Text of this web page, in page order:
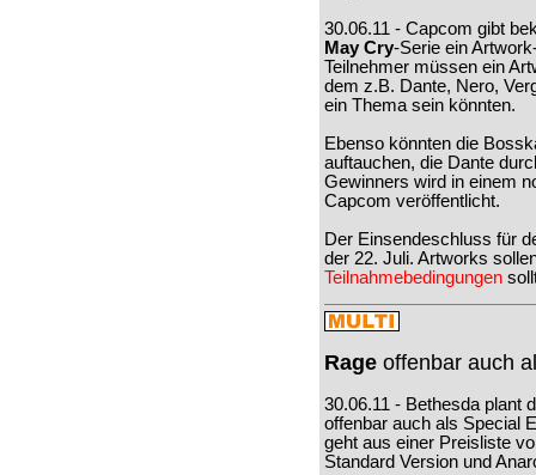
30.06.11 - Capcom gibt
May Cry-Serie ein
Teilnehmer müssen ein
dem z.B. Dante, Nero,
ein Thema sein könnten.
Ebenso könnten die
auftauchen, die Dante
Gewinners wird in einem
Capcom veröffentlicht.
Der Einsendeschluss für
der 22. Juli. Artworks
Teilnahmebedingungen
Rage offenbar auch
30.06.11 - Bethesda plant
offenbar auch als Special
geht aus einer Preisliste
Standard Version und